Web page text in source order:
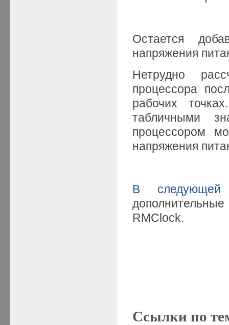
Остается
напряжения
Нетрудно
процессора
рабочих
табличными
процессором
напряжения
В следующей
RMClock.
Ссылки по